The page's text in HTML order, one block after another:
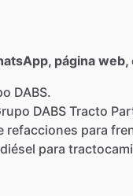
página web,
DABS.
DABS Tracto
refacciones para
diésel para